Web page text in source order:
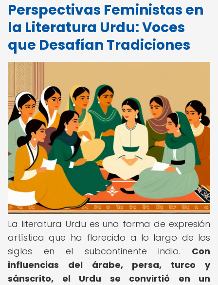
Perspectivas Feministas en
la Literatura Urdu: Voces
que Desafían Tradiciones
La literatura Urdu es una forma de expresión
artística que ha florecido a lo largo de los
siglos en el subcontinente indio. Con
influencias del árabe, persa, turco y
sánscrito, el Urdu se convirtió en un